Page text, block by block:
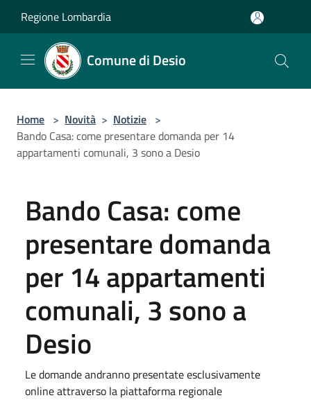
Regione Lombardia
Comune di Desio
Home > Novità > Notizie >
Bando Casa: come presentare domanda per 14
appartamenti comunali, 3 sono a Desio
Bando Casa: come
presentare domanda
per 14 appartamenti
comunali, 3 sono a
Desio
Le domande andranno presentate esclusivamente
online attraverso la piattaforma regionale